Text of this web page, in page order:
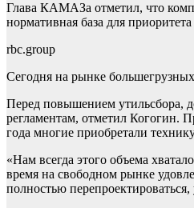
Глава КАМАЗа отметил, что
нормативная база для
rbc.group
Сегодня на рынке
Перед повышением утильсбора,
регламентам, отметил Когогин.
года многие приобретали
«Нам всегда этого объема
время на свободном рынке
полностью